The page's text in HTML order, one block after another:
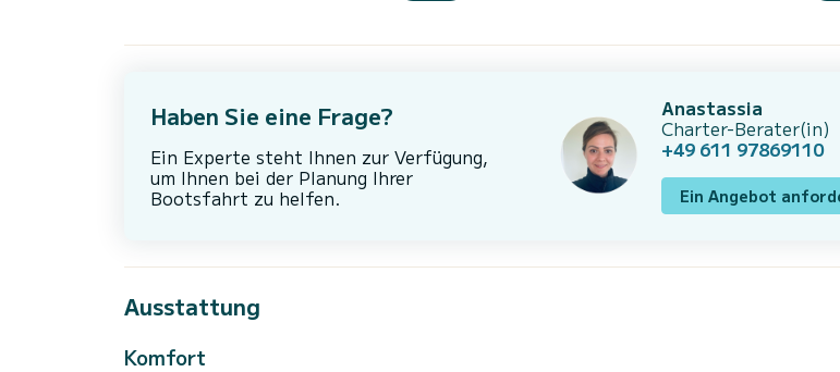
Haben Sie eine Frage?
Ein Experte steht Ihnen zur Verfügung,
um Ihnen bei der Planung Ihrer
Bootsfahrt zu helfen.
Anastassia
Charter-Berater(in)
+49 611 97869110
Ein Angebot
Ausstattung
Komfort